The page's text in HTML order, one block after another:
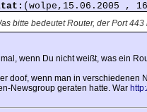
(wolpe,15.06.2005 ,
bitte bedeutet Router, der Port 443
wenn Du nicht weißt, was ein
doof, wenn man in verschiedenen
Newsgroup geraten hatte. War